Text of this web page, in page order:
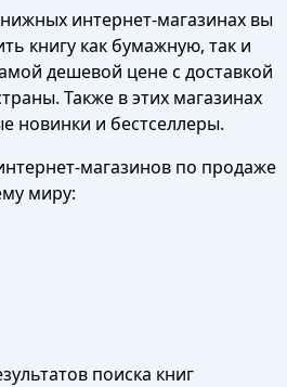
интернет-магазинах вы
книгу как бумажную, так и
дешевой цене с доставкой
Также в этих магазинах
новинки и бестселлеры.
магазинов по продаже
миру:
поиска книг